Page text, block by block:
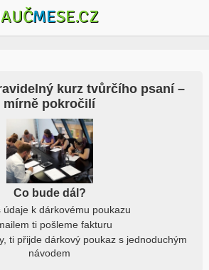
MESE.CZ
kurz tvůrčího psaní –
mírně pokročilí
Co bude dál?
údaje k dárkovému poukazu
ti pošleme fakturu
ti přijde dárkový poukaz s jednoduchým
návodem